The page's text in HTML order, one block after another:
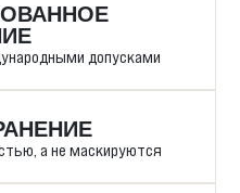
допусками
а не маскируются